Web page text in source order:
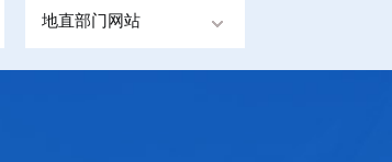
地直部门网站